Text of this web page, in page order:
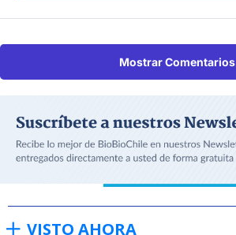
Mostrar Comentarios
VISTO AHORA